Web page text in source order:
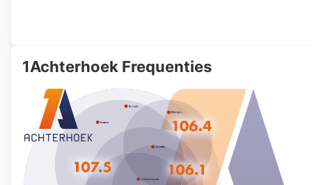
1Achterhoek Frequenties